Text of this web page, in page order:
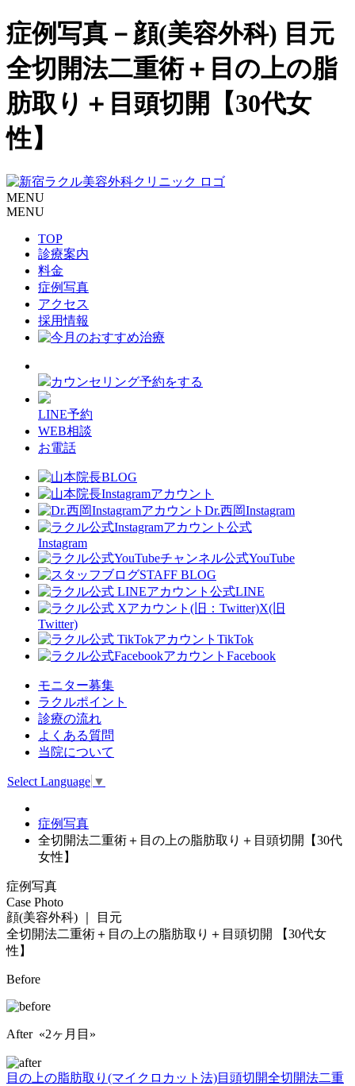
症例写真－顔(美容外科) 目元
全切開法二重術＋目の上の脂
肪取り＋目頭切開【30代女
性】
MENU
MENU
TOP
診療案内
料金
症例写真
アクセス
採用情報
カウンセリング予約をする
LINE予約
WEB相談
お電話
Dr.西岡Instagram
公式
Instagram
公式YouTube
STAFF BLOG
公式LINE
X(旧
Twitter)
TikTok
Facebook
モニター募集
ラクルポイント
診療の流れ
よくある質問
当院について
Select Language ▼
症例写真
全切開法二重術＋目の上の脂肪取り＋目頭切開【30代
女性】
症例写真
Case Photo
顔(美容外科) ｜ 目元
全切開法二重術＋目の上の脂肪取り＋目頭切開
【30代女
性】
Before
After «2ヶ月目»
目の上の脂肪取り(マイクロカット法)目頭切開全切開法二重